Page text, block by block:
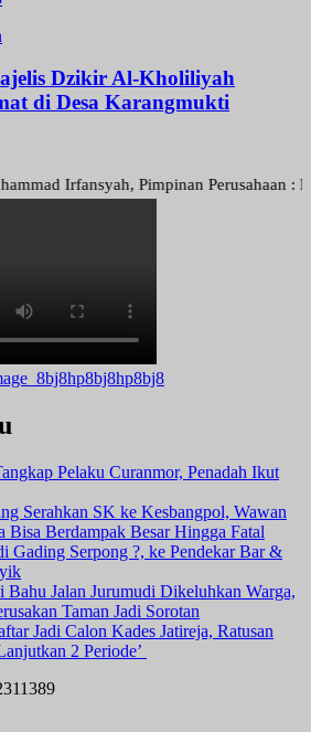
Dzikir Al-Kholiliyah
di Desa Karangmukti
Irfansyah, Pimpinan Perusahaan :
Pelaku Curanmor, Penadah Ikut
Serahkan SK ke Kesbangpol, Wawan
Bisa Berdampak Besar Hingga Fatal
Gading Serpong ?, ke Pendekar Bar &
Bahu Jalan Jurumudi Dikeluhkan Warga,
Taman Jadi Sorotan
Jadi Calon Kades Jatireja, Ratusan
2 Periode’